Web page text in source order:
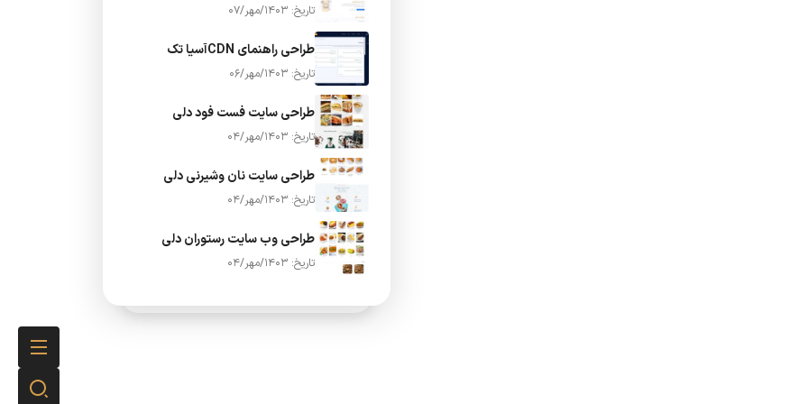
تاریخ: 1403/مهر/07
طراحی راهنمای CDNآسیا تک
تاریخ: 1403/مهر/06
طراحی سایت فست فود دلی
تاریخ: 1403/مهر/04
طراحی سایت نان وشیرنی دلی
تاریخ: 1403/مهر/04
طراحی وب سایت رستوران دلی
تاریخ: 1403/مهر/04